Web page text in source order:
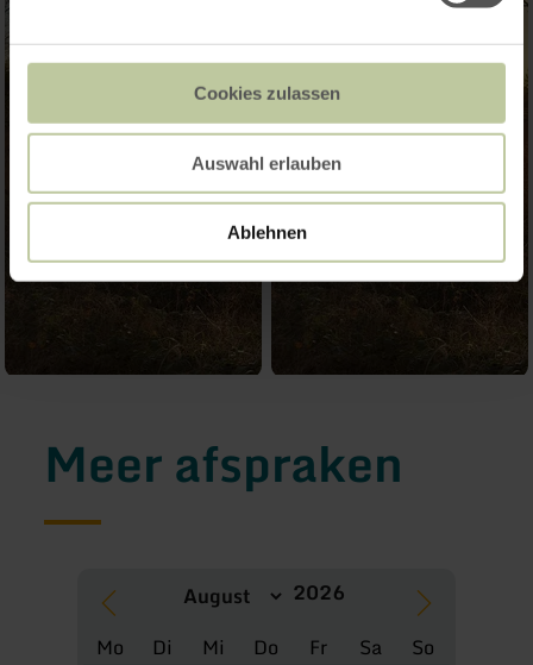
Cookies zulassen
Auswahl erlauben
Ablehnen
Meer afspraken
Mo Di Mi Do Fr Sa So